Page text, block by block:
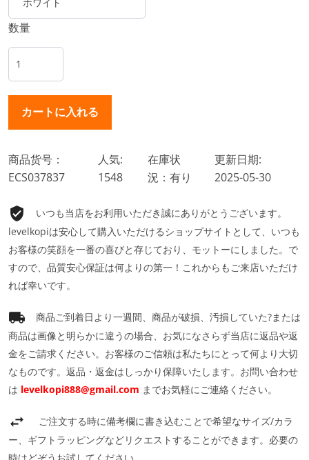
数量
商品货号：
ECS037837
人気:
1548
在庫状
況：有り
更新日期:
2025-05-30
いつも当店をお利用いただき誠にありがとうございます。
levelkopiは安心して購入いただけるショップサイトとして、いつも
お客様の笑顔を一番の喜びと存じており、モットーにしました。で
すので、品質安心保証は何よりの第一！これからもご来店いただけ
れば幸いです。
商品ご到着日より一週間、商品が破損、汚損していた?または
商品は画像と明らかに違うの場合、お気になさらず当店に返品や返
金をご請求ください。お客様のご信頼は私たちにとって何より大切
なものです。返品・返金はしっかり保障いたします。お問い合わせ
は levelkopi888@gmail.com までお気軽にご連絡ください。
ご注文する時に備考欄に書き込むことで希望なサイズ/カラ
ー、ギフトラッピングなどリクエストすることができます。必要の